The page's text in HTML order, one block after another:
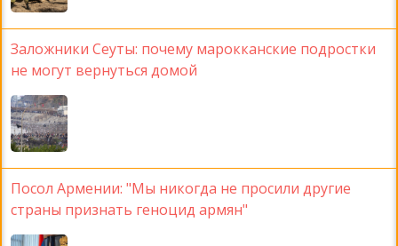
Заложники Сеуты: почему марокканские подростки
не могут вернуться домой
Посол Армении: "Мы никогда не просили другие
страны признать геноцид армян"